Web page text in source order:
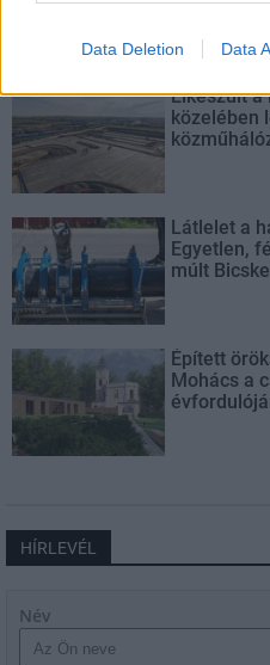
Data Deletion Data
Elkészült
közelében
Látlelet a
Egyetlen,
múlt
Épített
Mohács a
HÍRLEVÉL
Név